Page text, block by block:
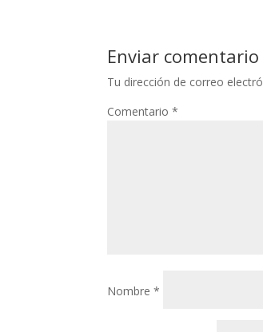
Enviar comentario
Tu dirección de correo
Comentario*
Nombre*